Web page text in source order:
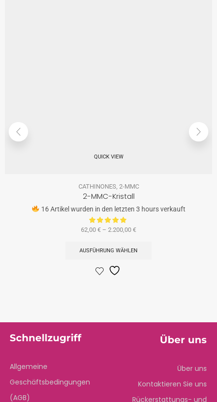
QUICK VIEW
CATHINONES, 2-MMC
2-MMC-Kristall
16 Artikel wurden in den letzten 3 hours verkauft
62,00 € – 2.200,00 €
AUSFÜHRUNG WÄHLEN
Schnellzugriff
Allgemeine
Geschäftsbedingungen
(AGB)
Über uns
Über uns
Kontaktieren Sie uns
Rückerstattungs- und